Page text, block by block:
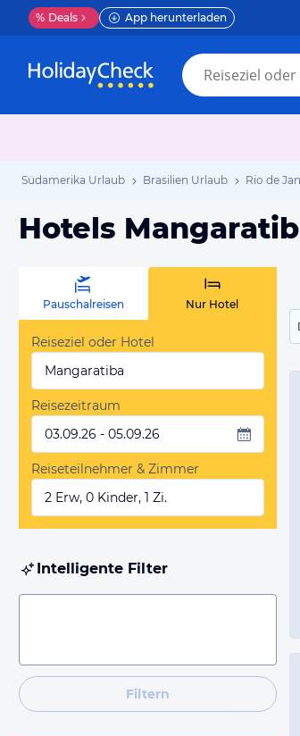
% Deals App herunterladen
Südamerika Urlaub Brasilien Urlaub Rio de
Hotels
Pauschalreisen Nur Hotel
Reiseziel oder Hotel
Mangaratiba
Reisezeitraum
03.09.26 - 05.09.26
Reiseteilnehmer & Zimmer
2 Erw, 0 Kinder, 1 Zi.
Intelligente Filter
Filtern